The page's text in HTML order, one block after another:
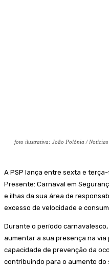
foto ilustrativa: João Polónia / Notícias
A PSP lança entre sexta e
Presente: Carnaval em
e ilhas da sua área de
excesso de velocidade e
Durante o período
aumentar a sua presença na via
capacidade de prevenção da
contribuindo para o aumento